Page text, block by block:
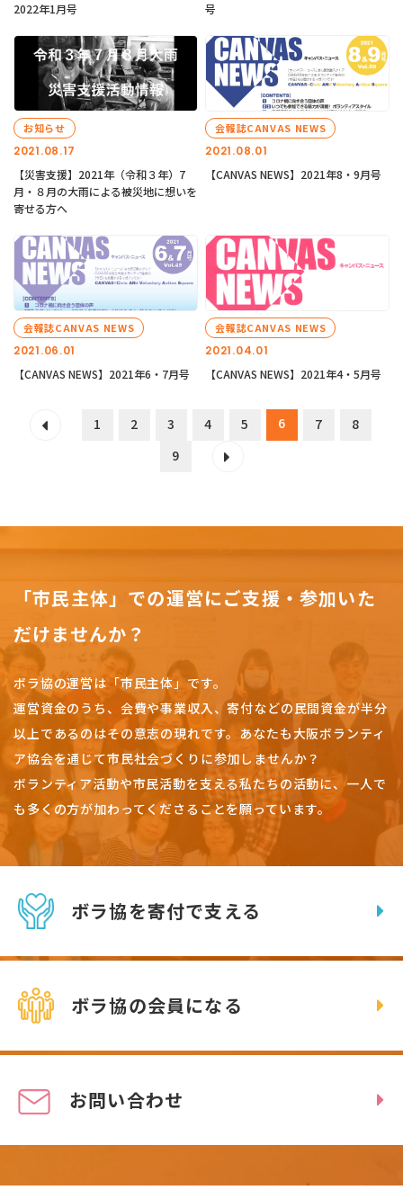
2022年1月号
号
2021.08.17
お知らせ
【災害支援】2021年（令和３年）7
月・８月の大雨による被災地に想いを
寄せる方へ
2021.08.01
会報誌CANVAS NEWS
【CANVAS NEWS】2021年8・9月号
2021.06.01
会報誌CANVAS NEWS
【CANVAS NEWS】2021年6・7月号
2021.04.01
会報誌CANVAS NEWS
【CANVAS NEWS】2021年4・5月号
1 2 3 4 5 6 7
8
9
「市民主体」での運営にご支援・参加いた
だけませんか？
ボラ協の運営は「市民主体」です。
運営資金のうち、会費や事業収入、寄付などの民間資金が半分
以上であるのはその意志の現れです。 あなたも大阪ボランティ
ア協会を通じて市民社会づくりに参加しませんか？
ボランティア活動や市民活動を支える私たちの活動に、一人で
も多くの方が加わってくださることを願っています。
ボラ協を寄付で支える
ボラ協の会員になる
お問い合わせ